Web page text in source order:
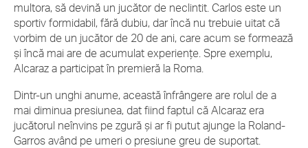
multora, să devină un jucător de neclintit. Carlos este un
sportiv formidabil, fără dubiu, dar încă nu trebuie uitat că
vorbim de un jucător de 20 de ani, care acum se formează
și încă mai are de acumulat experiențe. Spre exemplu,
Alcaraz a participat în premieră la Roma.
Dintr-un unghi anume, această înfrângere are rolul de a
mai diminua presiunea, dat fiind faptul că Alcaraz era
jucătorul neînvins pe zgură și ar fi putut ajunge la Roland-
Garros având pe umeri o presiune greu de suportat.